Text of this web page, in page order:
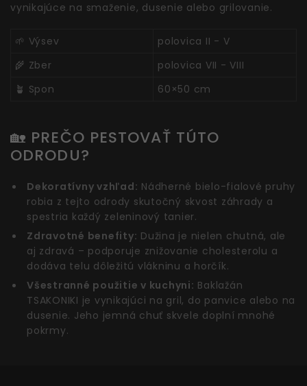
vynikajúce na smaženie, dusenie alebo grilovanie.
🌱 Výsev
polovica II - V
🌾 Zber
polovica VII - VIII
🪴 Spon
60×50 cm
🏡 PREČO PESTOVAŤ TÚTO
ODRODU?
Dekoratívny vzhľad: Nádherné bielo-fialové pruhy
robia z tejto odrody skutočný skvost záhrady a
spestria každý zeleninový tanier.
Zdravotné benefity: Dužina je nielen chutná, ale
aj zdravá – podporuje znižovanie cholesterolu a
dodáva telu dôležitú vlákninu a horčík.
Všestranné použitie v kuchyni: Baklažán
TSAKONIKI je vynikajúci na gril, do panvice alebo na
dusenie. Jeho jemná chuť skvele doplní mnohé
pokrmy.